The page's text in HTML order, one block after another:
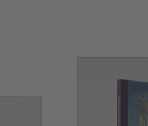
Bild vergrößern